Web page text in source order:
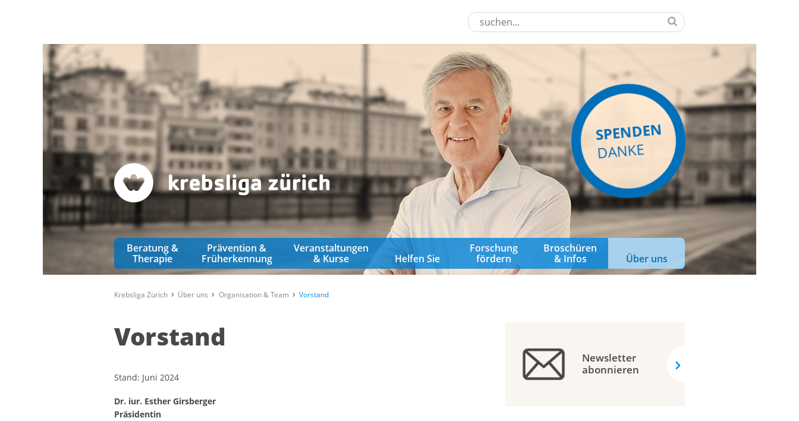
SPENDEN
DANKE
Beratung &
Therapie
Prävention &
Früherkennung
Veranstaltungen
& Kurse
Helfen Sie
Forschung
fördern
Broschüren
& Infos
Über uns
Krebsliga Zürich Über uns Organisation & Team Vorstand
Vorstand
Stand: Juni 2024
Dr. iur. Esther Girsberger
Präsidentin
Newsletter
abonnieren